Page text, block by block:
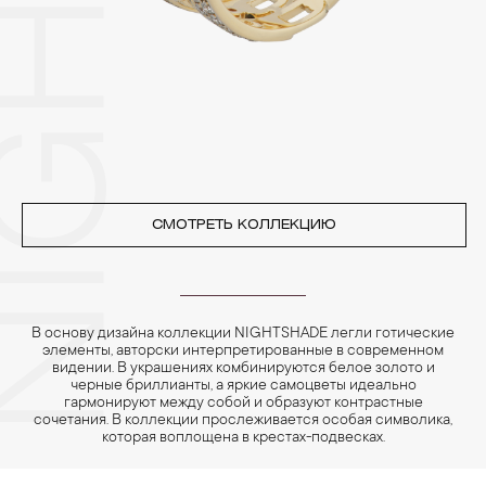
переносят жемчуг, бирюза, малахит и янтарь.
СМОТРЕТЬ КОЛЛЕКЦИЮ
В основу дизайна коллекции NIGHTSHADE легли готические
элементы, авторски интерпретированные в современном
видении. В украшениях комбинируются белое золото и
черные бриллианты, а яркие самоцветы идеально
гармонируют между собой и образуют контрастные
сочетания. В коллекции прослеживается особая символика,
которая воплощена в крестах-подвесках.